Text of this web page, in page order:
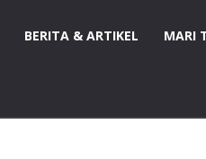
BERITA & ARTIKEL MARI